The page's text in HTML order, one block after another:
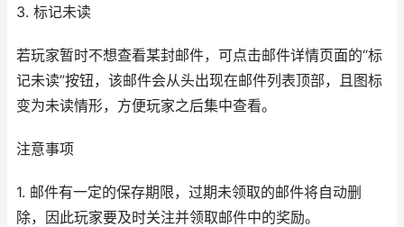
3. 标记未读
若玩家暂时不想查看某封邮件，可点击邮件详情页面的“标
记未读”按钮，该邮件会从头出现在邮件列表顶部，且图标
变为未读情形，方便玩家之后集中查看。
注意事项
1. 邮件有一定的保存期限，过期未领取的邮件将自动删
除，因此玩家要及时关注并领取邮件中的奖励。